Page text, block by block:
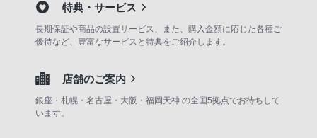
特典・サービス
長期保証や商品の設置サービス、また、購入金額に応じた各種ご
優待など、豊富なサービスと特典をご紹介します。
店舗のご案内
銀座・札幌・名古屋・大阪・福岡天神 の全国5拠点でお待ちして
います。